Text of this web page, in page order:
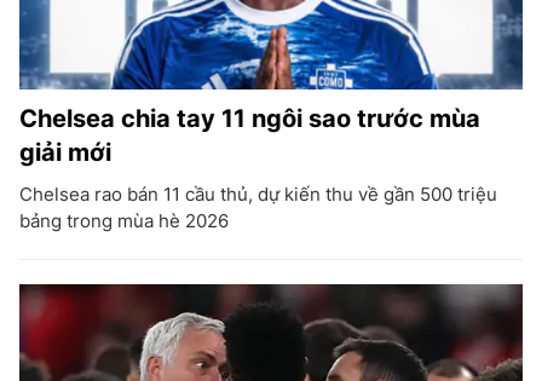
Chelsea chia tay 11 ngôi sao trước mùa
giải mới
Chelsea rao bán 11 cầu thủ, dự kiến thu về gần 500 triệu
bảng trong mùa hè 2026